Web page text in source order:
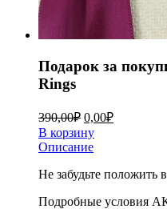
Подарок за
Rings
390,00₽ 0,00₽
В корзину
Описание
Не забудьте положить
Подробные условия